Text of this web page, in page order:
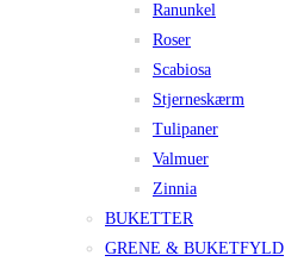
Ranunkel
Roser
Scabiosa
Stjerneskærm
Tulipaner
Valmuer
Zinnia
BUKETTER
GRENE & BUKETFYLD